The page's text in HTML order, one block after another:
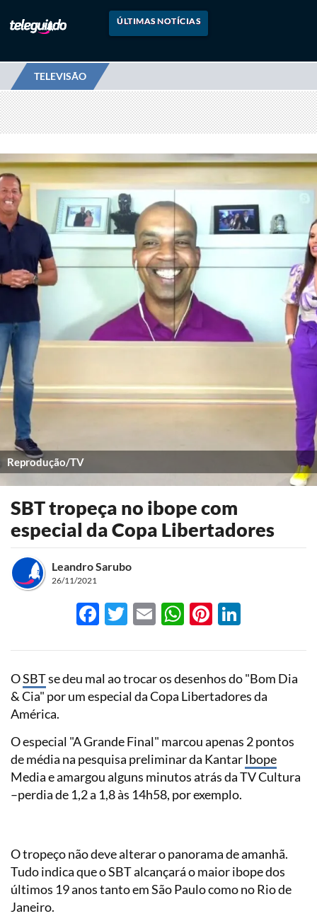
ÚLTIMAS NOTÍCIAS
TELEVISÃO
Reprodução/TV
SBT tropeça no ibope com
especial da Copa Libertadores
Leandro Sarubo
26/11/2021
Facebook
Twitter
EmailWhatsApp
Pinterest
OSBTse deu mal ao trocar os desenhos do "Bom Dia
& Cia" por um especial da Copa Libertadores da
América.
O especial "A Grande Final" marcou apenas 2 pontos
de média na pesquisa preliminar da KantarIbope
Media e amargou alguns minutos atrás da TV Cultura
–perdia de 1,2 a 1,8 às 14h58, por exemplo.
O tropeço não deve alterar o panorama de amanhã.
Tudo indica que o SBT alcançará o maior ibope dos
últimos 19 anos tanto em São Paulo como no Rio de
Janeiro.